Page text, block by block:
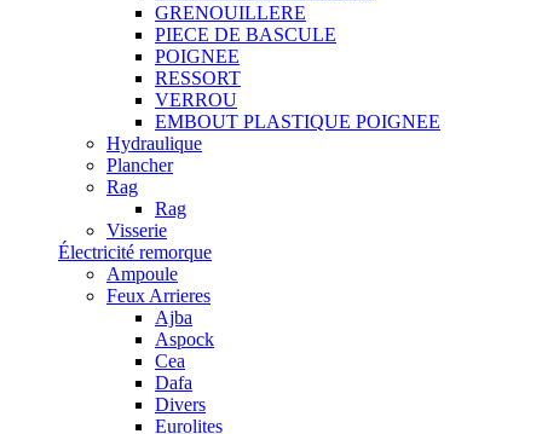
GRENOUILLERE
PIECE DE BASCULE
POIGNEE
RESSORT
VERROU
EMBOUT PLASTIQUE POIGNEE
Hydraulique
Plancher
Rag
Rag
Visserie
Électricité remorque
Ampoule
Feux Arrieres
Ajba
Aspock
Cea
Dafa
Divers
Eurolites